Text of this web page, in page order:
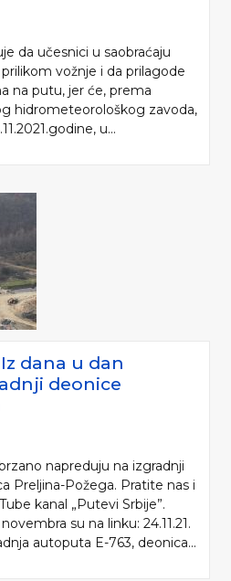
da učesnici u saobraćaju
vožnje i da prilagode
na putu, jer će, prema
hidrometeorološkog zavoda,
u...
Iz dana u dan
deonice
napreduju na izgradnji
Preljina-Požega. Pratite nas i
kanal „Putevi Srbije”.
su na linku: 24.11.21.
autoputa E-763, deonica...